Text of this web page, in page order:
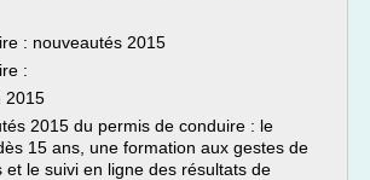
: nouveautés 2015
:
2015
2015 du permis de conduire : le
15 ans, une formation aux gestes de
et le suivi en ligne des résultats de